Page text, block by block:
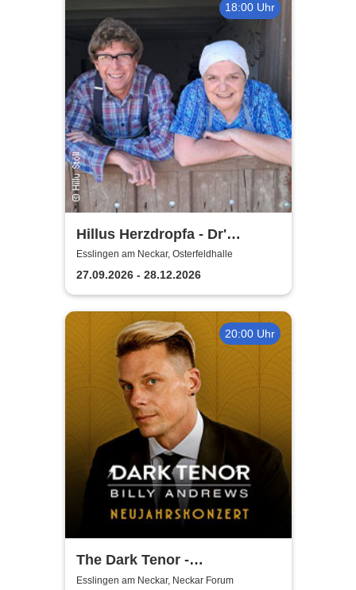
18:00 Uhr
Hillus Herzdropfa - Dr'
normale Wahnsinn!
Esslingen am Neckar, Osterfeldhalle
27.09.2026 - 28.12.2026
20:00 Uhr
The Dark Tenor -
Neujahrskonzerte
Esslingen am Neckar, Neckar Forum